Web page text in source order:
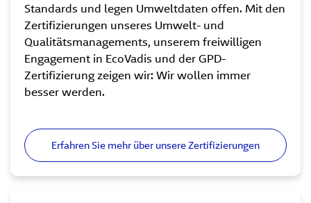
Standards und legen Umweltdaten offen. Mit den
Zertifizierungen unseres Umwelt- und
Qualitätsmanagements, unserem freiwilligen
Engagement in EcoVadis und der GPD-
Zertifizierung zeigen wir: Wir wollen immer
besser werden.
Erfahren Sie mehr über unsere Zertifizierungen